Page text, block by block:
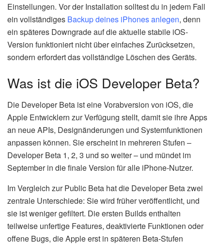
Einstellungen. Vor der Installation solltest du in jedem Fall
ein vollständiges Backup deines iPhones anlegen, denn
ein späteres Downgrade auf die aktuelle stabile iOS-
Version funktioniert nicht über einfaches Zurücksetzen,
sondern erfordert das vollständige Löschen des Geräts.
Was ist die iOS Developer Beta?
Die Developer Beta ist eine Vorabversion von iOS, die
Apple Entwicklern zur Verfügung stellt, damit sie ihre Apps
an neue APIs, Designänderungen und Systemfunktionen
anpassen können. Sie erscheint in mehreren Stufen –
Developer Beta 1, 2, 3 und so weiter – und mündet im
September in die finale Version für alle iPhone-Nutzer.
Im Vergleich zur Public Beta hat die Developer Beta zwei
zentrale Unterschiede: Sie wird früher veröffentlicht, und
sie ist weniger gefiltert. Die ersten Builds enthalten
teilweise unfertige Features, deaktivierte Funktionen oder
offene Bugs, die Apple erst in späteren Beta-Stufen